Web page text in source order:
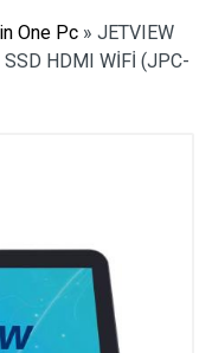
One Pc » JETVIEW
SSD HDMI WİFİ (JPC-